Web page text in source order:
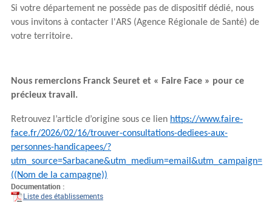
Si votre département ne possède pas de dispositif dédié, nous
vous invitons à contacter l'ARS (Agence Régionale de Santé) de
votre territoire.
Nous remercions Franck Seuret et « Faire Face » pour ce
précieux travail.
Retrouvez l’article d’origine sous ce lien https://www.faire-
face.fr/2026/02/16/trouver-consultations-dediees-aux-
personnes-handicapees/?
utm_source=Sarbacane&utm_medium=email&utm_campaign=
((Nom de la campagne))
Documentation :
Liste des établissements